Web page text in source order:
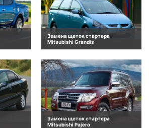
Замена щеток стартера
Mitsubishi Grandis
Замена щеток стартера
Mitsubishi Pajero